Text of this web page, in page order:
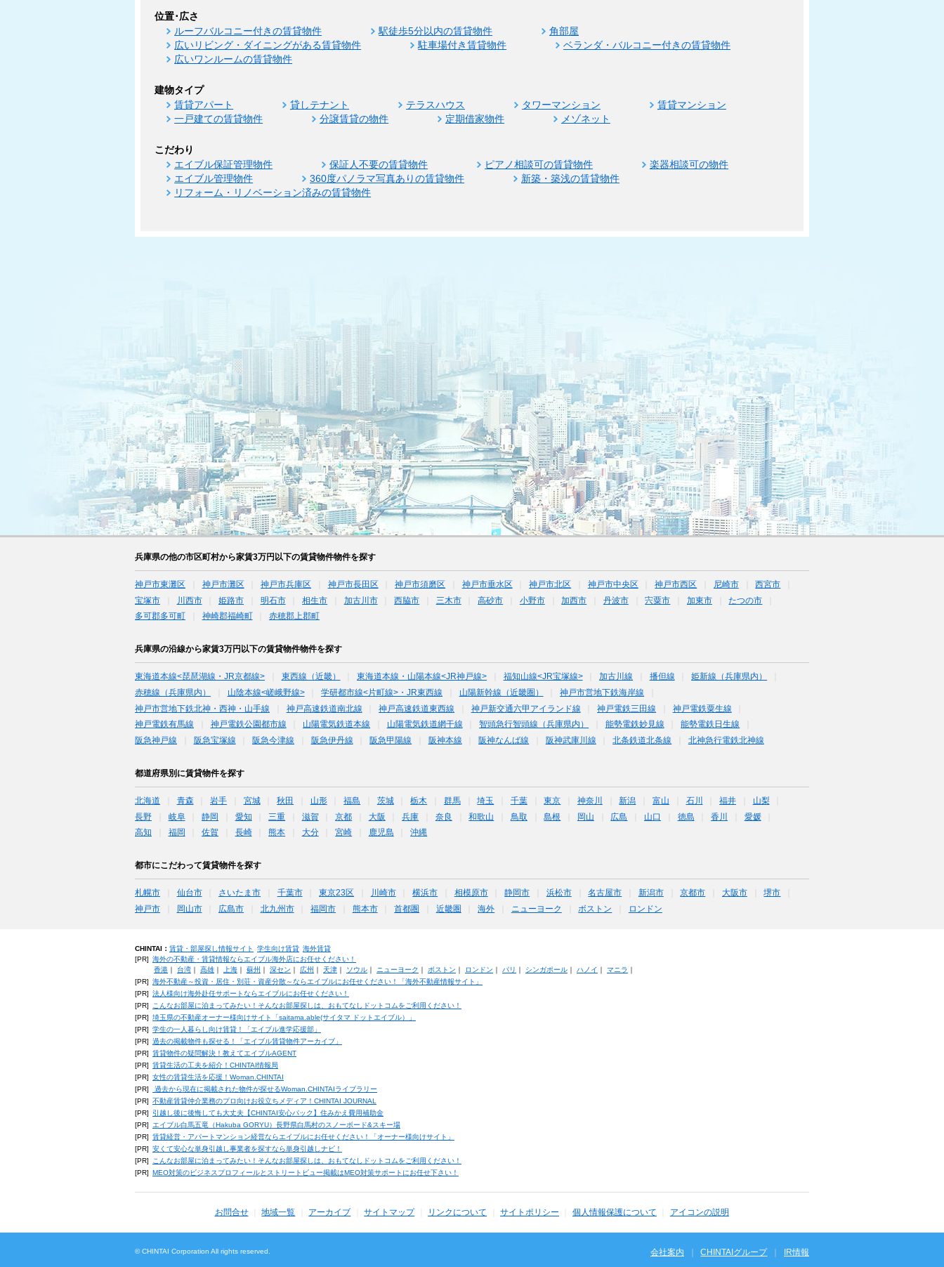
位置･広さ
ルーフバルコニー付きの賃貸物件 駅徒歩5分以内の賃貸物件
角部屋
広いリビング・ダイニングがある賃貸物件
駐車場付き賃貸物件
ベランダ・バルコニー付きの賃貸物件
広いワンルームの賃貸物件
建物タイプ
賃貸アパート 貸しテナント テラスハウス タワーマンション
賃貸マンション
一戸建ての賃貸物件
分譲賃貸の物件 定期借家物件 メゾネット
こだわり
エイブル保証管理物件 保証人不要の賃貸物件 ピアノ相談可の賃貸物件
楽器相談可の物件
エイブル管理物件
360度パノラマ写真ありの賃貸物件
新築・築浅の賃貸物件
リフォーム・リノベーション済みの賃貸物件
兵庫県の他の市区町村から家賃3万円以下の賃貸物件物件を探す
神戸市東灘区 神戸市灘区 神戸市兵庫区 神戸市長田区 神戸市須磨区 神戸市垂水区 神戸市北区 神戸市中央区 神戸市西区 尼崎市
西宮市
宝塚市
川西市 姫路市 明石市 相生市 加古川市 西脇市 三木市 高砂市 小野市 加西市 丹波市 宍粟市 加東市
たつの市
多可郡多可町
神崎郡福崎町 赤穂郡上郡町
兵庫県の沿線から家賃3万円以下の賃貸物件物件を探す
東海道本線<琵琶湖線・JR京都線> 東西線（近畿） 東海道本線・山陽本線<JR神戸線> 福知山線<JR宝塚線> 加古川線 播但線
姫新線（兵庫県内）
赤穂線（兵庫県内）
山陰本線<嵯峨野線> 学研都市線<片町線>・JR東西線 山陽新幹線（近畿圏）
神戸市営地下鉄海岸線
神戸市営地下鉄北神・西神・山手線
神戸高速鉄道南北線 神戸高速鉄道東西線 神戸新交通六甲アイランド線 神戸電鉄三田線
神戸電鉄粟生線
神戸電鉄有馬線
神戸電鉄公園都市線 山陽電気鉄道本線 山陽電気鉄道網干線 智頭急行智頭線（兵庫県内） 能勢電鉄妙見線
能勢電鉄日生線
阪急神戸線
阪急宝塚線 阪急今津線 阪急伊丹線 阪急甲陽線 阪神本線 阪神なんば線 阪神武庫川線 北条鉄道北条線 北神急行電鉄北神線
都道府県別に賃貸物件を探す
北海道 青森 岩手 宮城 秋田 山形 福島 茨城 栃木 群馬 埼玉 千葉 東京 神奈川 新潟 富山 石川 福井
山梨
長野
岐阜 静岡 愛知 三重 滋賀 京都 大阪 兵庫 奈良 和歌山 鳥取 島根 岡山 広島 山口 徳島 香川
愛媛
高知
福岡 佐賀 長崎 熊本 大分 宮崎 鹿児島 沖縄
都市にこだわって賃貸物件を探す
札幌市 仙台市 さいたま市 千葉市 東京23区 川崎市 横浜市 相模原市 静岡市 浜松市 名古屋市 新潟市 京都市 大阪市
堺市
神戸市
岡山市 広島市 北九州市 福岡市 熊本市 首都圏 近畿圏 海外 ニューヨーク ボストン ロンドン
CHINTAI： 賃貸・部屋探し情報サイト 学生向け賃貸 海外賃貸
[PR] 海外の不動産・賃貸情報ならエイブル海外店にお任せください！
香港｜ 台湾｜ 高雄｜ 上海｜ 蘇州 ｜ 深セン ｜ 広州 ｜ 天津｜ ソウル｜ ニューヨーク ｜ ボストン ｜ ロンドン ｜ パリ ｜ シンガポール｜ ハノイ ｜ マニラ ｜
[PR] 海外不動産～投資・居住・別荘・資産分散～ならエイブルにお任せください！「海外不動産情報サイト」
[PR] 法人様向け海外赴任サポートならエイブルにお任せください！
[PR]
こんなお部屋に泊まってみたい！そんなお部屋探しは、おもてなしドットコムをご利用ください！
[PR] 埼玉県の不動産オーナー様向けサイト「saitama.able(サイタマ ドットエイブル）」
[PR] 学生の一人暮らし向け賃貸！「エイブル進学応援部」
[PR] 過去の掲載物件も探せる！「エイブル賃貸物件アーカイブ」
[PR] 賃貸物件の疑問解決！教えてエイブルAGENT
[PR] 賃貸生活の工夫を紹介！CHINTAI情報局
[PR] 女性の賃貸生活を応援！Woman.CHINTAI
[PR]
過去から現在に掲載された物件が探せるWoman.CHINTAIライブラリー
[PR] 不動産賃貸仲介業務のプロ向けお役立ちメディア！CHINTAI JOURNAL
[PR]
引越し後に後悔しても大丈夫【CHINTAI安心パック】住みかえ費用補助金
[PR]
エイブル白馬五竜（Hakuba GORYU）長野県白馬村のスノーボード&スキー場
[PR] 賃貸経営・アパートマンション経営ならエイブルにお任せください！「オーナー様向けサイト」
[PR] 安くて安心な単身引越し事業者を探すなら単身引越しナビ！
[PR]
こんなお部屋に泊まってみたい！そんなお部屋探しは、おもてなしドットコムをご利用ください！
[PR] MEO対策のビジネスプロフィールとストリートビュー掲載はMEO対策サポートにお任せ下さい！
お問合せ 地域一覧 アーカイブ サイトマップ リンクについて サイトポリシー 個人情報保護について アイコンの説明
会社案内 CHINTAIグループ IR情報
© CHINTAI Corporation All rights reserved.